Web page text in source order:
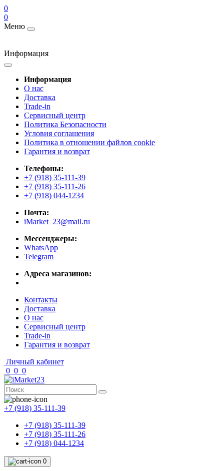
0
0
Меню
Информация
Информация
О нас
Доставка
Trade-in
Сервисный центр
Политика Безопасности
Условия соглашения
Политика в отношении файлов cookie
Гарантия и возврат
Телефоны:
+7 (918) 35-111-39
+7 (918) 35-111-26
+7 (918) 044-1234
Почта:
iMarket_23@mail.ru
Мессенджеры:
WhatsApp
Telegram
Адреса магазинов:
Контакты
Доставка
О нас
Сервисный центр
Trade-in
Гарантия и возврат
Личный кабинет
0 0 0
+7 (918) 35-111-39
+7 (918) 35-111-39
+7 (918) 35-111-26
+7 (918) 044-1234
0